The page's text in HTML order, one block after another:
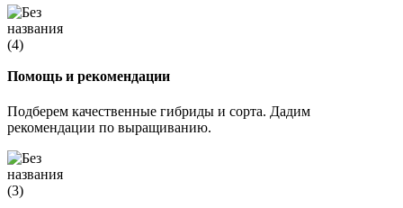
Помощь и рекомендации
Подберем качественные гибриды и сорта. Дадим
рекомендации по выращиванию.